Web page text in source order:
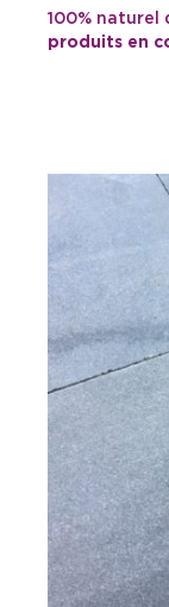
100% naturel
produits en